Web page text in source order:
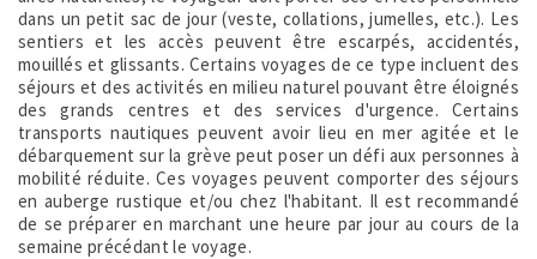
dans un petit sac de jour (veste, collations, jumelles, etc.). Les
sentiers et les accès peuvent être escarpés, accidentés,
mouillés et glissants. Certains voyages de ce type incluent des
séjours et des activités en milieu naturel pouvant être éloignés
des grands centres et des services d'urgence. Certains
transports nautiques peuvent avoir lieu en mer agitée et le
débarquement sur la grève peut poser un défi aux personnes à
mobilité réduite. Ces voyages peuvent comporter des séjours
en auberge rustique et/ou chez l'habitant. Il est recommandé
de se préparer en marchant une heure par jour au cours de la
semaine précédant le voyage.